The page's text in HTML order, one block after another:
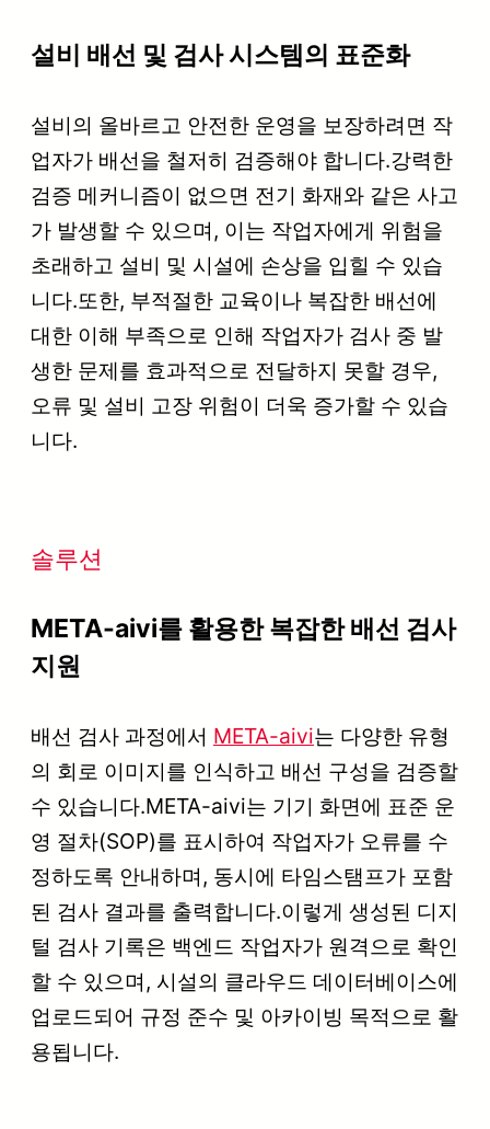
설비 배선 및 검사 시스템의 표준화
설비의 올바르고 안전한 운영을 보장하려면 작
업자가 배선을 철저히 검증해야 합니다.강력한
검증 메커니즘이 없으면 전기 화재와 같은 사고
가 발생할 수 있으며, 이는 작업자에게 위험을
초래하고 설비 및 시설에 손상을 입힐 수 있습
니다.또한, 부적절한 교육이나 복잡한 배선에
대한 이해 부족으로 인해 작업자가 검사 중 발
생한 문제를 효과적으로 전달하지 못할 경우,
오류 및 설비 고장 위험이 더욱 증가할 수 있습
니다.
솔루션
META-aivi를 활용한 복잡한 배선 검사
지원
배선 검사 과정에서 META-aivi는 다양한 유형
의 회로 이미지를 인식하고 배선 구성을 검증할
수 있습니다.META-aivi는 기기 화면에 표준 운
영 절차(SOP)를 표시하여 작업자가 오류를 수
정하도록 안내하며, 동시에 타임스탬프가 포함
된 검사 결과를 출력합니다.이렇게 생성된 디지
털 검사 기록은 백엔드 작업자가 원격으로 확인
할 수 있으며, 시설의 클라우드 데이터베이스에
업로드되어 규정 준수 및 아카이빙 목적으로 활
용됩니다.